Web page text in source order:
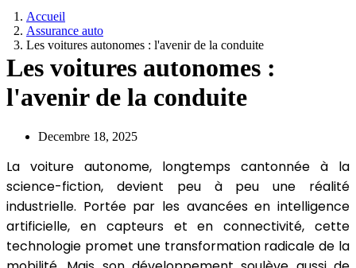
Accueil
Assurance auto
Les voitures autonomes : l'avenir de la conduite
Les voitures autonomes :
l'avenir de la conduite
Decembre 18, 2025
La voiture autonome, longtemps cantonnée à la
science-fiction, devient peu à peu une réalité
industrielle. Portée par les avancées en intelligence
artificielle, en capteurs et en connectivité, cette
technologie promet une transformation radicale de la